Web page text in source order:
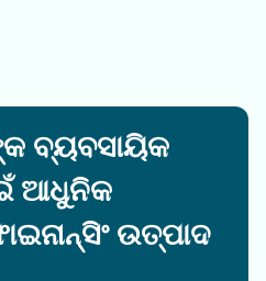
ବ୍ୟବସାୟିକ
ଆଧୁନିକ
ଉତ୍ପାଦ